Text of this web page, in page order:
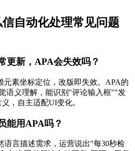
自动化处理常见问题
更新，APA会失效吗？
元素坐标定位，改版即失效。APA的
语义理解，能识别"评论输入框""发
，自主适配UI变化。
能用APA吗？
语言描述需求，运营说出"每30秒检